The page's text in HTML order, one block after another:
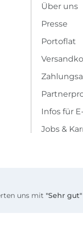
Über uns
Presse
Portoflat
Infos für
Jobs &
uns mit "Sehr gut"